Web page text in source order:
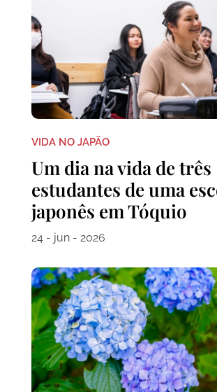
VIDA NO JAPÃO
Um dia na vida de três
estudantes de uma
japonês em Tóquio
24 - jun - 2026